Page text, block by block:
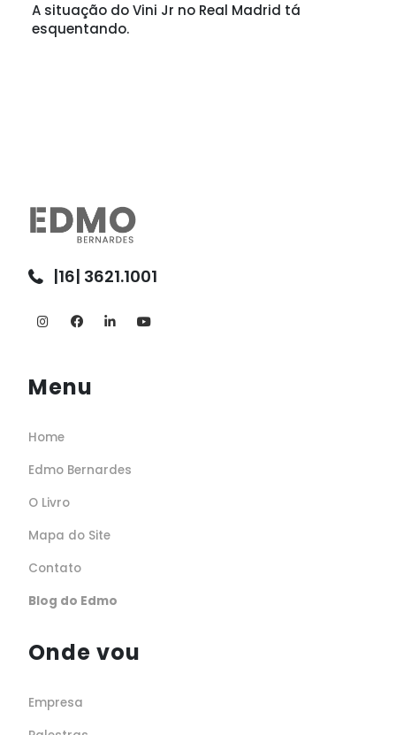
A situação do Vini Jr no Real Madrid tá
esquentando.
|16| 3621.1001
Menu
Home
Edmo Bernardes
O Livro
Mapa do Site
Contato
Blog do Edmo
Onde vou
Empresa